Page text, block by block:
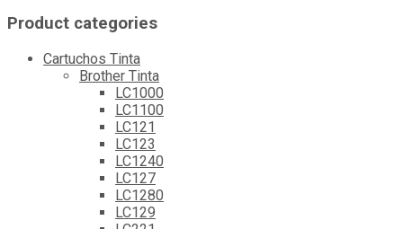
Product categories
Cartuchos Tinta
Brother Tinta
LC1000
LC1100
LC121
LC123
LC1240
LC127
LC1280
LC129